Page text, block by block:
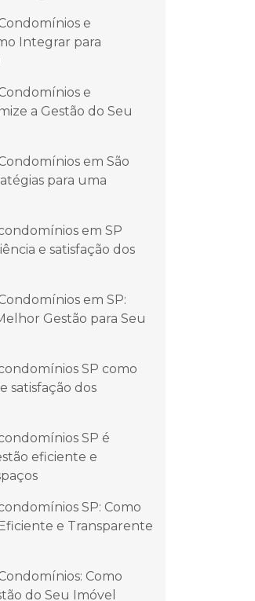
e
Integrar para
e
a Gestão do Seu
em São
para uma
em SP
e satisfação dos
em SP:
Gestão para Seu
SP como
satisfação dos
SP é
eficiente e
SP: Como
e Transparente
Como
do Seu Imóvel